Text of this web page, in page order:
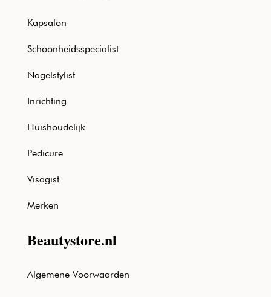
Kapsalon
Schoonheidsspecialist
Nagelstylist
Inrichting
Huishoudelijk
Pedicure
Visagist
Merken
Beautystore.nl
Algemene Voorwaarden